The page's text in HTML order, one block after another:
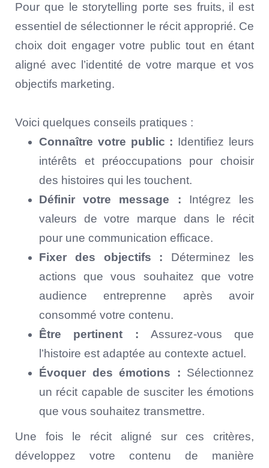
Pour que le storytelling porte ses fruits, il est
essentiel de sélectionner le récit approprié. Ce
choix doit engager votre public tout en étant
aligné avec l’identité de votre marque et vos
objectifs marketing.
Voici quelques conseils pratiques :
Connaître votre public : Identifiez leurs
intérêts et préoccupations pour choisir
des histoires qui les touchent.
Définir votre message : Intégrez les
valeurs de votre marque dans le récit
pour une communication efficace.
Fixer des objectifs : Déterminez les
actions que vous souhaitez que votre
audience entreprenne après avoir
consommé votre contenu.
Être pertinent : Assurez-vous que
l’histoire est adaptée au contexte actuel.
Évoquer des émotions : Sélectionnez
un récit capable de susciter les émotions
que vous souhaitez transmettre.
Une fois le récit aligné sur ces critères,
développez votre contenu de manière